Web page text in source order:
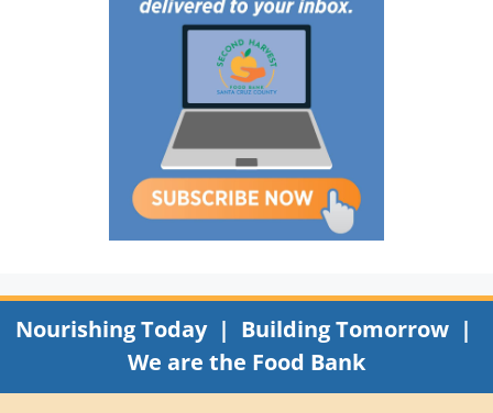
Nourishing Today | Building Tomorrow |
We are the Food Bank